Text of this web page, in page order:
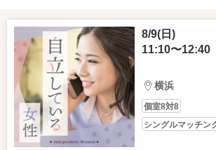
8/9(日)
11:10〜12:40
横浜
個室8対8
シングルマッチン